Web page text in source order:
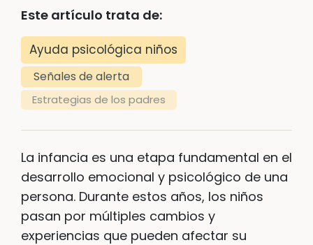
Este artículo trata de:
Ayuda psicológica niños
Señales de alerta
Estrategias de los padres
La infancia es una etapa fundamental en el
desarrollo emocional y psicológico de una
persona. Durante estos años, los niños
pasan por múltiples cambios y
experiencias que pueden afectar su